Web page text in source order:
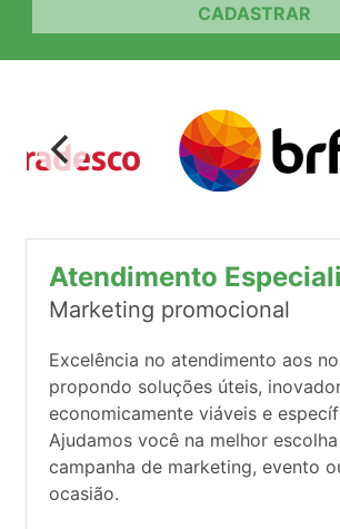
CADASTRAR
Atendimento
Marketing promocional
Excelência no atendimento aos
propondo soluções úteis,
economicamente viáveis e
Ajudamos você na melhor
campanha de marketing, evento
ocasião.